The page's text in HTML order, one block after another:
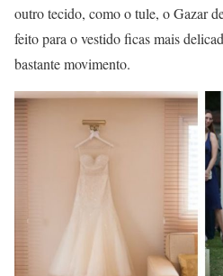
outro tecido, como o tule, o Gazar
feito para o vestido ficas mais
bastante movimento.